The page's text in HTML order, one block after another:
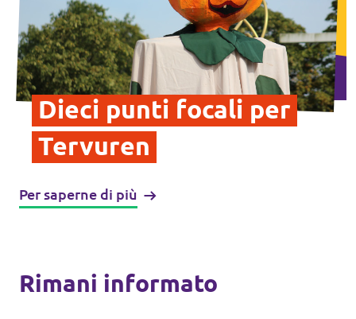
Dieci punti focali per
Tervuren
Per saperne di più
Rimani informato